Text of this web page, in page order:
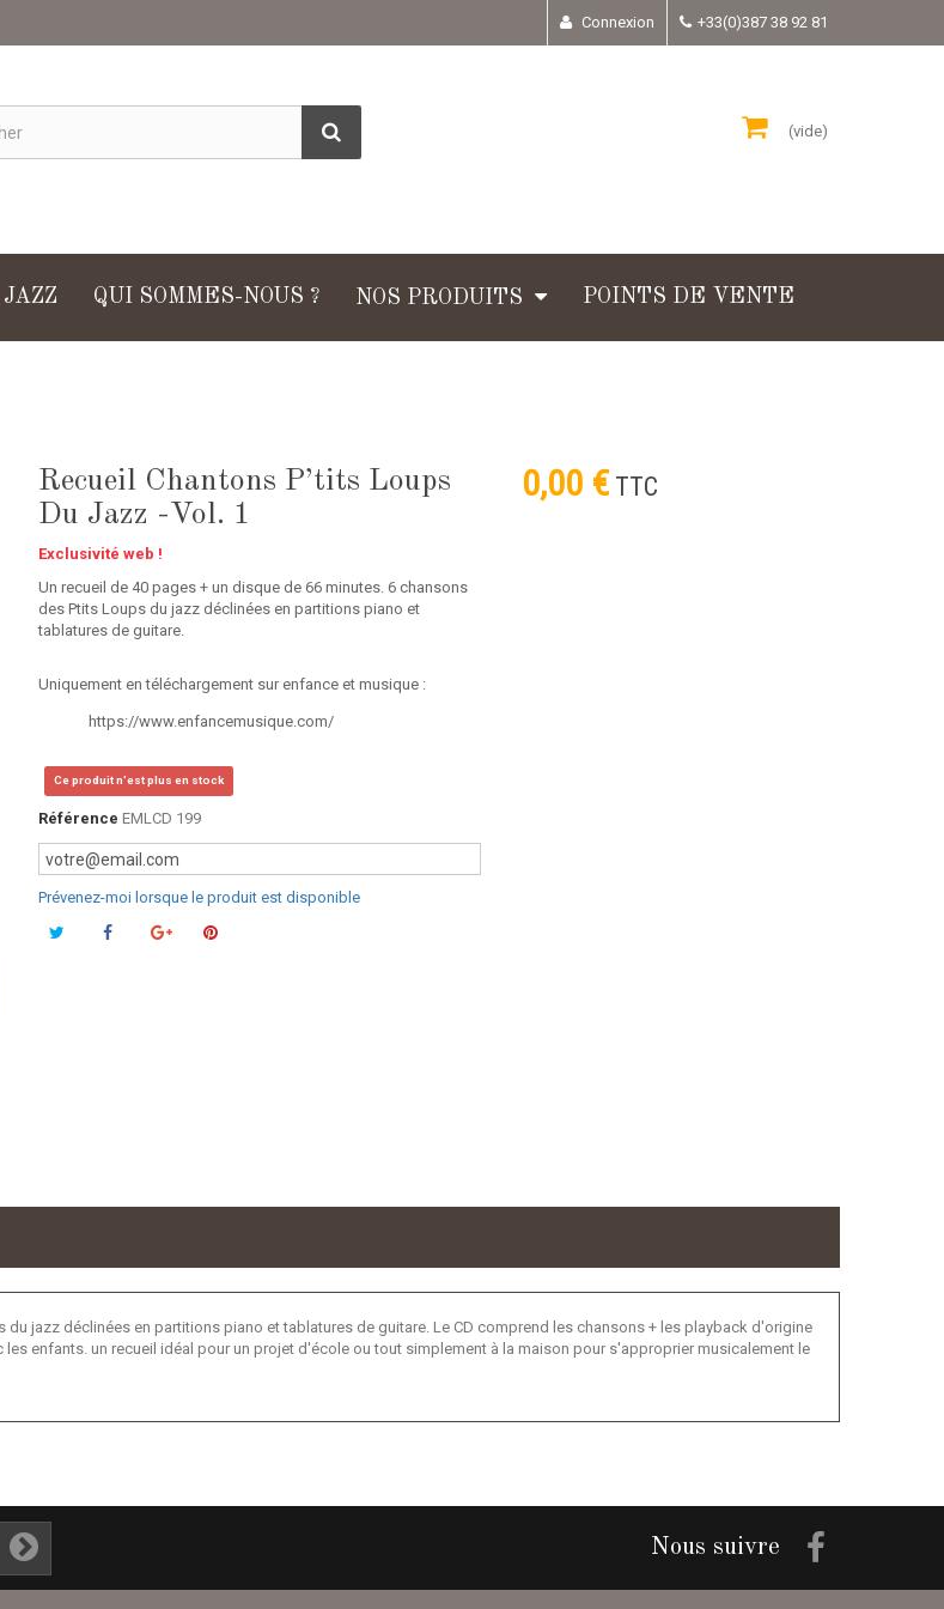
+33(0)387 38 92 81
Connexion
(vide)
QUI SOMMES-NOUS ? NOS PRODUITS POINTS DE VENTE
Recueil Chantons P’tits Loups
Du Jazz -Vol. 1
Exclusivité web !
Un recueil de 40 pages + un disque de 66 minutes. 6 chansons
des Ptits Loups du jazz déclinées en partitions piano et
tablatures de guitare.
Uniquement en téléchargement sur enfance et musique :
https://www.enfancemusique.com/
Ce produit n'est plus en stock
Référence EMLCD 199
Prévenez-moi lorsque le produit est disponible
0,00 €TTC
jazz déclinées en partitions piano et tablatures de guitare. Le CD comprend les chansons + les playback d'origine
enfants. un recueil idéal pour un projet d'école ou tout simplement à la maison pour s'approprier musicalement le
Nous suivre